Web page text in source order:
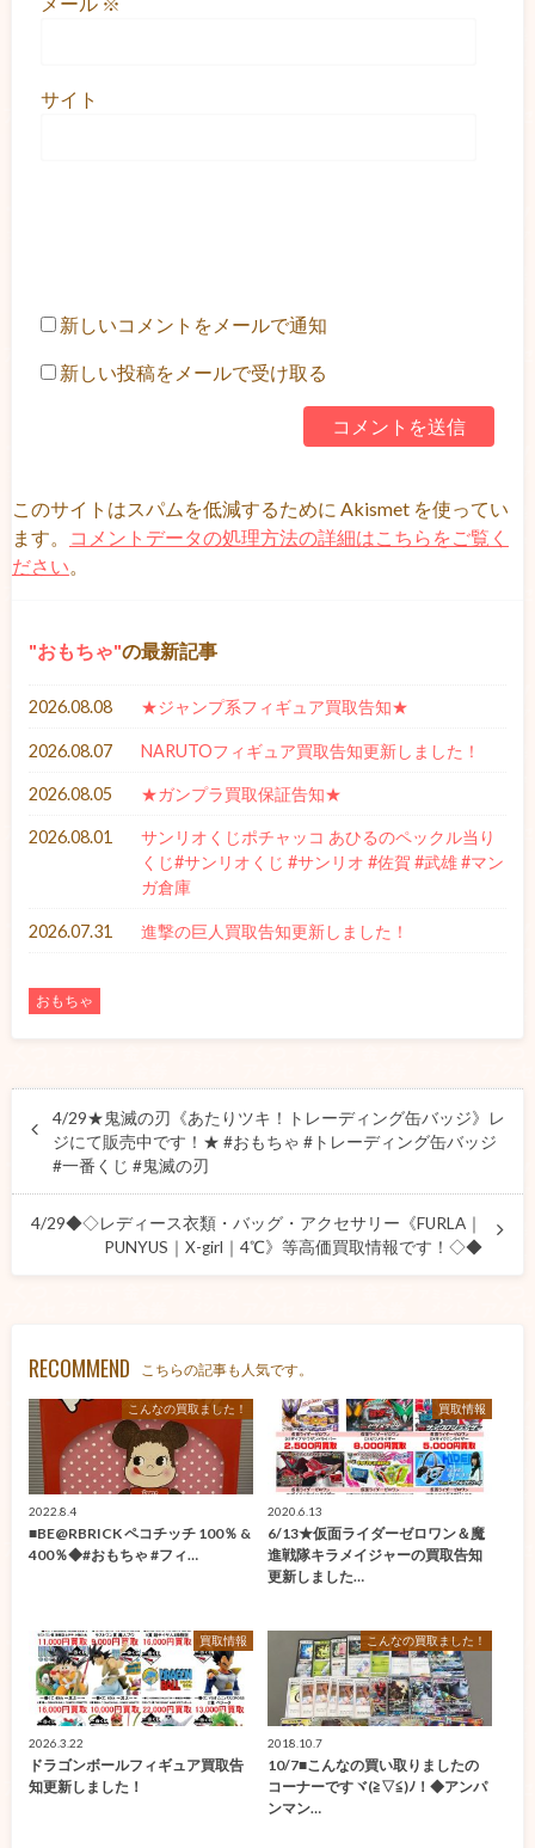
サイト
新しいコメントをメールで通知
新しい投稿をメールで受け取る
このサイトはスパムを低減するために Akismet を使ってい
ます。
コメントデータの処理方法の詳細はこちらをご覧く
ださい
おもちゃ の最新記事
2026.08.08 ★ジャンプ系フィギュア買取告知★
2026.08.07 NARUTOフィギュア買取告知更新しました！
2026.08.05 ★ガンプラ買取保証告知★
2026.08.01
サンリオくじポチャッコ あひるのペックル当り
くじ#サンリオくじ #サンリオ #佐賀 #武雄 #マン
ガ倉庫
2026.07.31 進撃の巨人買取告知更新しました！
おもちゃ
4/29★鬼滅の刃《あたりツキ！トレーディング缶バッジ》レ
ジにて販売中です！★ #おもちゃ #トレーディング缶バッジ
#一番くじ #鬼滅の刃
4/29◆◇レディース衣類・バッグ・アクセサリー《FURLA｜
PUNYUS｜X-girl｜4℃》等高価買取情報です！◇◆
RECOMMEND こちらの記事も人気です。
こんなの買取ました！
2022.8.4
■BE@RBRICK ペコチッチ 100％ &
400％◆#おもちゃ #フィ…
買取情報
2020.6.13
6/13★仮面ライダーゼロワン＆魔
進戦隊キラメイジャーの買取告知
更新しました…
買取情報
2026.3.22
ドラゴンボールフィギュア買取告
知更新しました！
こんなの買取ました！
2018.10.7
10/7■こんなの買い取りましたの
コーナーですヾ(≧▽≦)ﾉ！◆アンパ
ンマン…